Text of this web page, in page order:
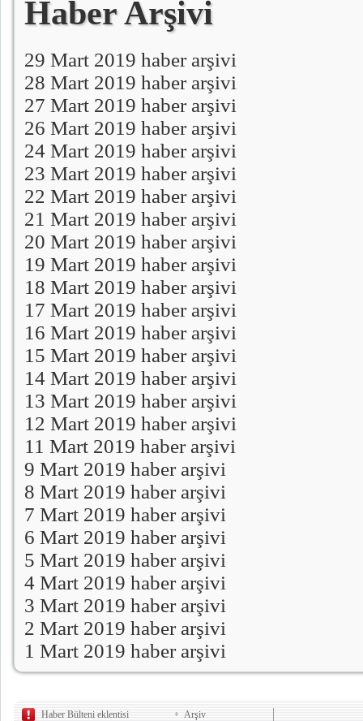
Haber Arşivi
29 Mart 2019 haber arşivi
28 Mart 2019 haber arşivi
27 Mart 2019 haber arşivi
26 Mart 2019 haber arşivi
24 Mart 2019 haber arşivi
23 Mart 2019 haber arşivi
22 Mart 2019 haber arşivi
21 Mart 2019 haber arşivi
20 Mart 2019 haber arşivi
19 Mart 2019 haber arşivi
18 Mart 2019 haber arşivi
17 Mart 2019 haber arşivi
16 Mart 2019 haber arşivi
15 Mart 2019 haber arşivi
14 Mart 2019 haber arşivi
13 Mart 2019 haber arşivi
12 Mart 2019 haber arşivi
11 Mart 2019 haber arşivi
9 Mart 2019 haber arşivi
8 Mart 2019 haber arşivi
7 Mart 2019 haber arşivi
6 Mart 2019 haber arşivi
5 Mart 2019 haber arşivi
4 Mart 2019 haber arşivi
3 Mart 2019 haber arşivi
2 Mart 2019 haber arşivi
1 Mart 2019 haber arşivi
Haber Bülteni eklentisi
Arşiv